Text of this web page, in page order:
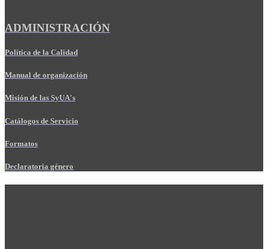
ADMINISTRACIÓN
Política de la Calidad
Manual de organización
Misión de las SyUA's
Catálogos de Servicio
Formatos
Declaratoria género